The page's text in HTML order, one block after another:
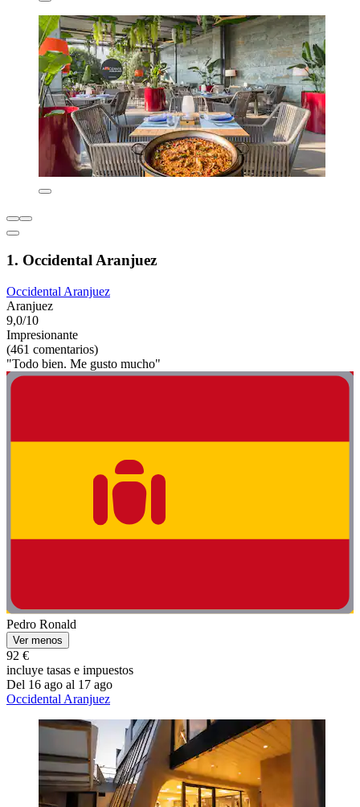
1. Occidental Aranjuez
Occidental Aranjuez
Aranjuez
9,0/10
Impresionante
(461 comentarios)
"Todo bien. Me gusto mucho"
Pedro Ronald
Ver menos
92 €
incluye tasas e impuestos
Del 16 ago al 17 ago
Occidental Aranjuez